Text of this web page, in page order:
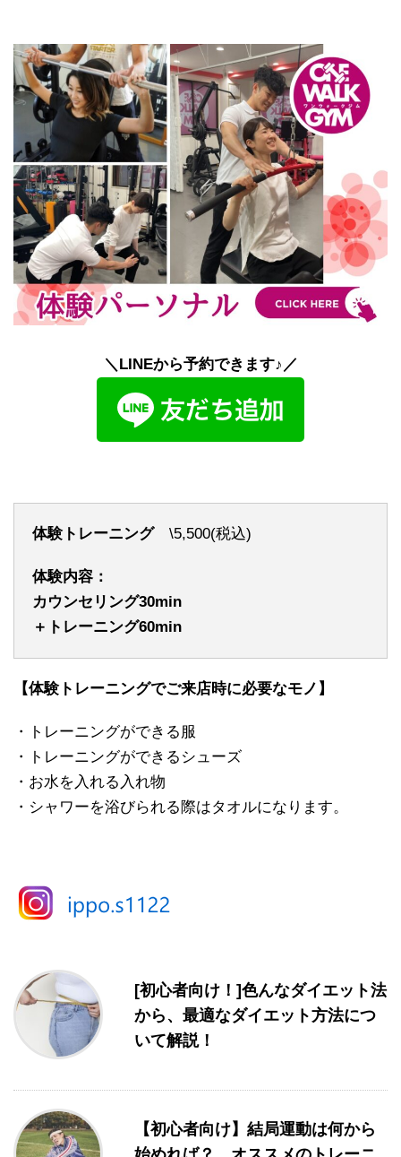
＼LINEから予約できます♪／
体験トレーニング \5,500(税込)
体験内容：
カウンセリング30min
＋トレーニング60min
【体験トレーニングでご来店時に必要なモノ】
・トレーニングができる服
・トレーニングができるシューズ
・お水を入れる入れ物
・シャワーを浴びられる際はタオルになります。
[初心者向け！]色んなダイエット法
から、最適なダイエット方法につ
いて解説！
【初心者向け】結局運動は何から